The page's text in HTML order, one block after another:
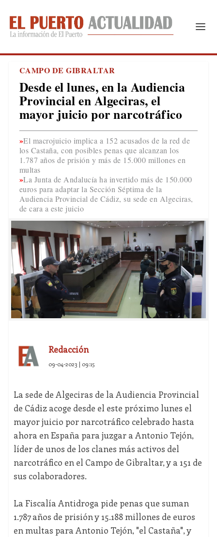
CAMPO DE GIBRALTAR
Desde el lunes, en la Audiencia
Provincial en Algeciras, el
mayor juicio por narcotráfico
El macrojuicio implica a 152 acusados de la red de
los Castaña, con posibles penas que alcanzan los
1.787 años de prisión y más de 15.000 millones en
multas
La Junta de Andalucía ha invertido más de 150.000
euros para adaptar la Sección Séptima de la
Audiencia Provincial de Cádiz, su sede en Algeciras,
de cara a este juicio
Redacción
09-04-2023 | 09:15
La sede de Algeciras de la Audiencia Provincial
de Cádiz acoge desde el este próximo lunes el
mayor juicio por narcotráfico celebrado hasta
ahora en España para juzgar a Antonio Tejón,
líder de unos de los clanes más activos del
narcotráfico en el Campo de Gibraltar, y a 151 de
sus colaboradores.
La Fiscalía Antidroga pide penas que suman
1.787 años de prisión y 15.188 millones de euros
en multas para Antonio Tejón, "el Castaña", y